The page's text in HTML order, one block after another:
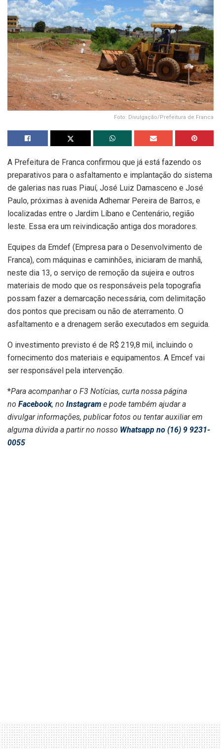
Foto: Divulgação/Prefeitura de Franca
A Prefeitura de Franca confirmou que já está fazendo os
preparativos para o asfaltamento e implantação do sistema
de galerias nas ruas Piauí, José Luiz Damasceno e José
Paulo, próximas à avenida Adhemar Pereira de Barros, e
localizadas entre o Jardim Líbano e Centenário, região
leste. Essa era um reivindicação antiga dos moradores.
Equipes da Emdef (Empresa para o Desenvolvimento de
Franca), com máquinas e caminhões, iniciaram de manhã,
neste dia 13, o serviço de remoção da sujeira e outros
materiais de modo que os responsáveis pela topografia
possam fazer a demarcação necessária, com delimitação
dos pontos que precisam ou não de aterramento. O
asfaltamento e a drenagem serão executados em seguida.
O investimento previsto é de R$ 219,8 mil, incluindo o
fornecimento dos materiais e equipamentos. A Emcef vai
ser responsável pela intervenção.
*Para acompanhar o F3 Notícias, curta nossa página
no Facebook, no Instagram e pode também ajudar a
divulgar informações, publicar fotos ou tentar auxiliar em
alguma dúvida a partir no nosso Whatsapp no (16) 9 9231-
0055